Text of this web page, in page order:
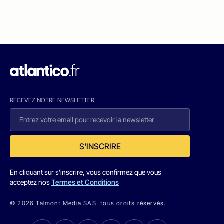
RECEVEZ NOTRE NEWSLETTER
S'INSCRIRE
En cliquant sur s'inscrire, vous confirmez que vous
acceptez nosTermes et Conditions
© 2026 Talmont Media SAS. tous droits réservés.